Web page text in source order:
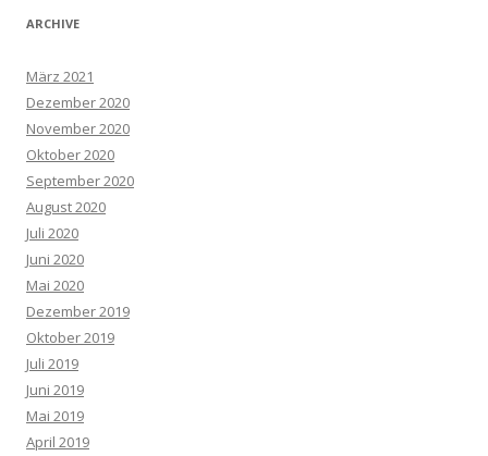
ARCHIVE
März 2021
Dezember 2020
November 2020
Oktober 2020
September 2020
August 2020
Juli 2020
Juni 2020
Mai 2020
Dezember 2019
Oktober 2019
Juli 2019
Juni 2019
Mai 2019
April 2019